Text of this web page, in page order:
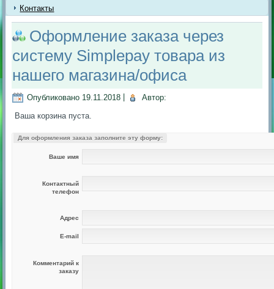
Контакты
Оформление заказа через
систему Simplepay товара из
нашего магазина/офиса
Опубликовано 19.11.2018 Автор:
Ваша корзина пуста.
Для оформления заказа заполните эту форму:
Ваше имя
Контактный
телефон
Адрес
E-mail
Комментарий к
заказу